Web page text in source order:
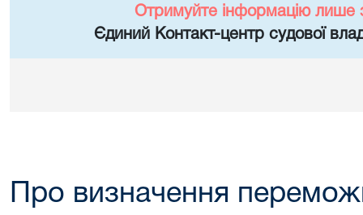
Отримуйте інформацію лише
Єдиний Контакт-центр судової
Про визначення